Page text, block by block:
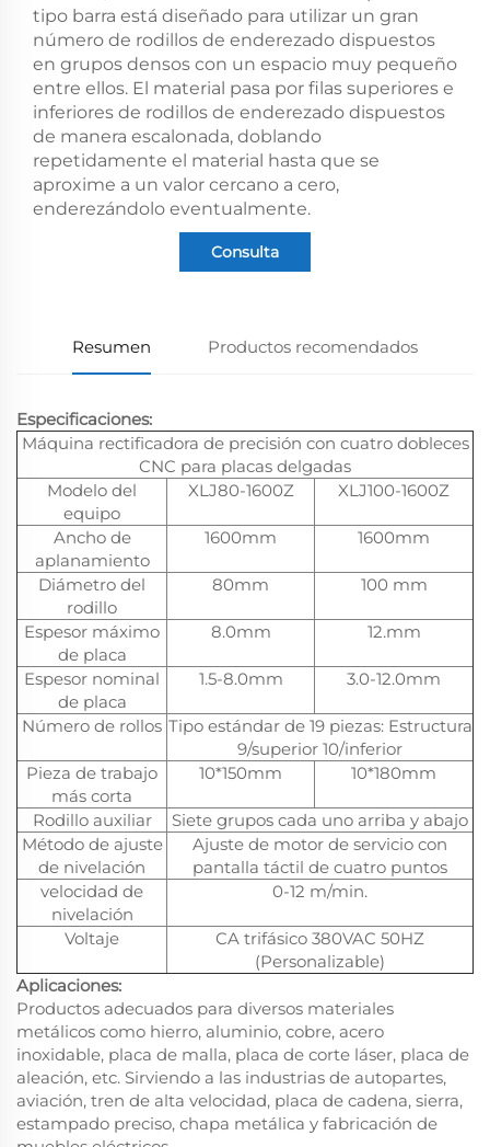
tipo barra está diseñado para utilizar un gran
número de rodillos de enderezado dispuestos
en grupos densos con un espacio muy pequeño
entre ellos. El material pasa por filas superiores e
inferiores de rodillos de enderezado dispuestos
de manera escalonada, doblando
repetidamente el material hasta que se
aproxime a un valor cercano a cero,
enderezándolo eventualmente.
Consulta
Resumen Productos recomendados
Especificaciones:
Máquina rectificadora de precisión con cuatro dobleces
CNC para placas delgadas
Modelo del
equipo
XLJ80-1600Z XLJ100-1600Z
Ancho de
aplanamiento
1600mm 1600mm
Diámetro del
rodillo
80mm 100 mm
Espesor máximo
de placa
8.0mm 12.mm
Espesor nominal
de placa
1.5-8.0mm 3.0-12.0mm
Número de rollos Tipo estándar de 19 piezas: Estructura
9/superior 10/inferior
Pieza de trabajo
más corta
10*150mm 10*180mm
Rodillo auxiliar
Siete grupos cada uno arriba y abajo
Método de ajuste
de nivelación
Ajuste de motor de servicio con
pantalla táctil de cuatro puntos
velocidad de
nivelación
0-12 m/min.
Voltaje
CA trifásico 380VAC 50HZ
(Personalizable)
Aplicaciones:
Productos adecuados para diversos materiales
metálicos como hierro, aluminio, cobre, acero
inoxidable, placa de malla, placa de corte láser, placa de
aleación, etc. Sirviendo a las industrias de autopartes,
aviación, tren de alta velocidad, placa de cadena, sierra,
estampado preciso, chapa metálica y fabricación de